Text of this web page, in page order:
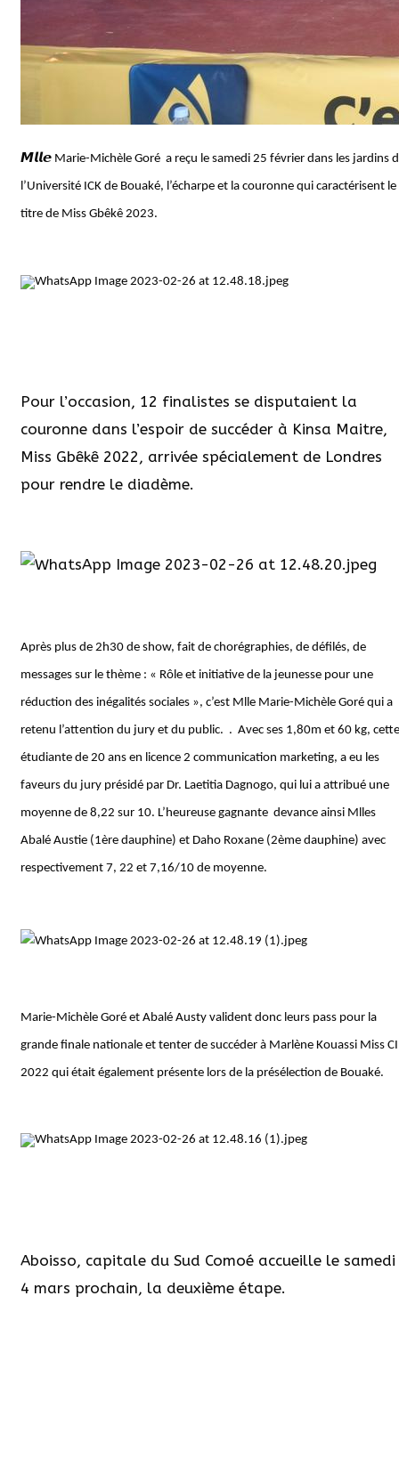
𝙈𝙡𝙡𝙚 Marie-Michèle Goré a reçu le samedi 25 février dans les jardins
l’Université ICK de Bouaké, l’écharpe et la couronne qui caractérisent le
titre de Miss Gbêkê 2023.
Pour l’occasion, 12 finalistes se disputaient la
couronne dans l’espoir de succéder à Kinsa Maitre,
Miss Gbêkê 2022, arrivée spécialement de Londres
pour rendre le diadème.
Après plus de 2h30 de show, fait de chorégraphies, de défilés, de
messages sur le thème : « Rôle et initiative de la jeunesse pour une
réduction des inégalités sociales », c’est Mlle Marie-Michèle Goré qui a
retenu l’attention du jury et du public. . Avec ses 1,80m et 60 kg, cette
étudiante de 20 ans en licence 2 communication marketing, a eu les
faveurs du jury présidé par Dr. Laetitia Dagnogo, qui lui a attribué une
moyenne de 8,22 sur 10. L’heureuse gagnante devance ainsi Mlles
Abalé Austie (1ère dauphine) et Daho Roxane (2ème dauphine) avec
respectivement 7, 22 et 7,16/10 de moyenne.
Marie-Michèle Goré et Abalé Austy valident donc leurs pass pour la
grande finale nationale et tenter de succéder à Marlène Kouassi Miss CI
2022 qui était également présente lors de la présélection de Bouaké.
Aboisso, capitale du Sud Comoé accueille le samedi
4 mars prochain, la deuxième étape.